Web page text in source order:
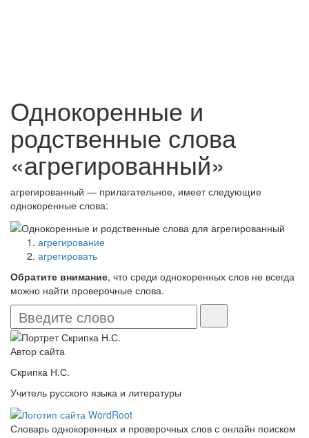
Однокоренные и
родственные слова
«агрегированный»
агрегированный — прилагательное, имеет следующие
однокоренные слова:
агрегирование
агрегировать
Обратите внимание, что среди однокоренных слов не всегда
можно найти проверочные слова.
Автор сайта
Скрипка Н.С.
Учитель русского языка и литературы
Словарь однокоренных и проверочных слов с онлайн поиском